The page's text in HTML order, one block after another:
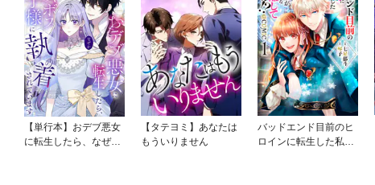
【単行本】おデブ悪女
に転生したら、なぜか
【タテヨミ】あなたは
もういりません
バッドエンド目前のヒ
ロインに転生した私、